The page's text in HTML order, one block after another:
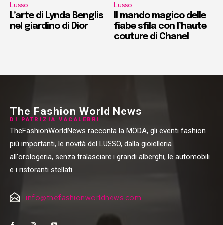
Lusso
L’arte di Lynda Benglis
nel giardino di Dior
Lusso
Il mando magico delle
fiabe sfila con l’haute
couture di Chanel
The Fashion World News
DI PATRIZIA VACALEBRI
TheFashionWorldNews racconta la MODA, gli eventi fashion
più importanti, le novità del LUSSO, dalla gioielleria
all'orologeria, senza tralasciare i grandi alberghi, le automobili
e i ristoranti stellati.
info@thefashionworldnews.com